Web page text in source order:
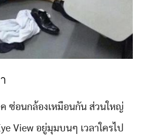
ซ่อนกล้องเหมือนกัน ส่วนใหญ่
View อยู่มุมบนๆ เวลาใครไป